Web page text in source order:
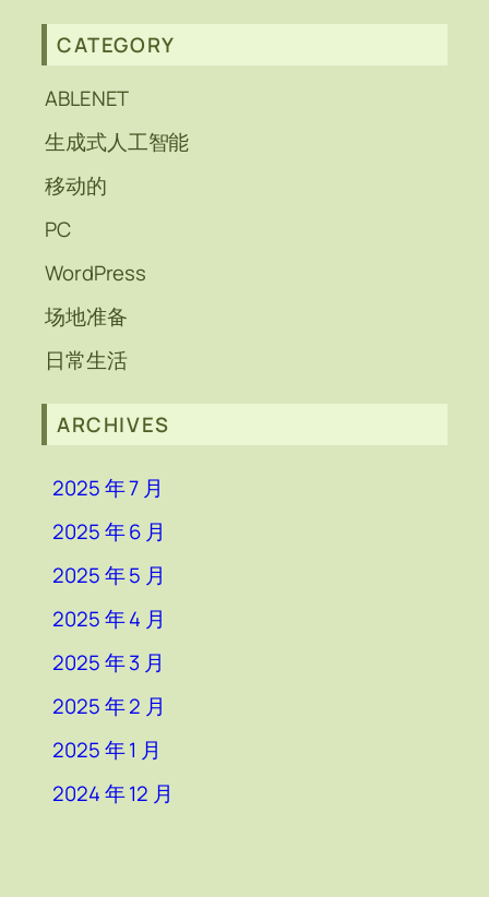
CATEGORY
ABLENET
生成式人工智能
移动的
PC
WordPress
场地准备
日常生活
ARCHIVES
2025 年 7 月
2025 年 6 月
2025 年 5 月
2025 年 4 月
2025 年 3 月
2025 年 2 月
2025 年 1 月
2024 年 12 月